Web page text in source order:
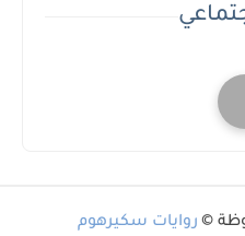
© روايات سكيرهوم